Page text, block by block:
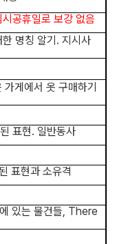
시공휴일로 보강 없음
명칭 알기 . 지시사
가게에서 옷 구매하기
표현. 일반동사
표현과 소유격
있는 물건들, There